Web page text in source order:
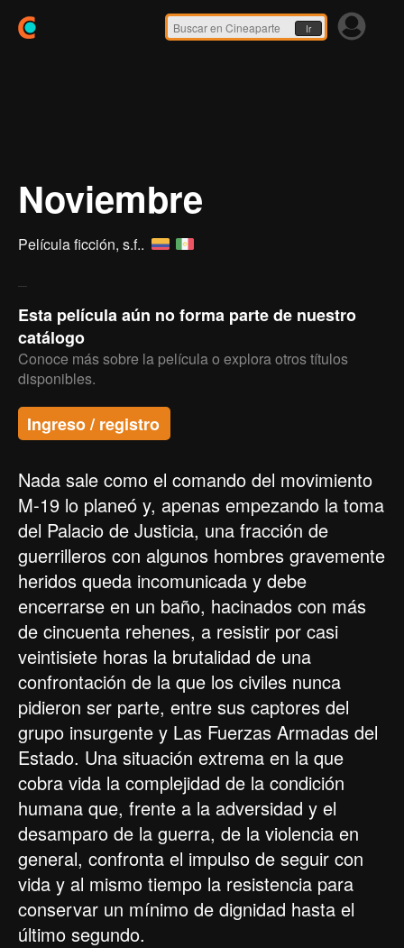
Ir
Noviembre
Película ficción, s.f..
Esta película aún no forma parte de nuestro
catálogo
Conoce más sobre la película o explora otros títulos
disponibles.
Ingreso / registro
Nada sale como el comando del movimiento
M-19 lo planeó y, apenas empezando la toma
del Palacio de Justicia, una fracción de
guerrilleros con algunos hombres gravemente
heridos queda incomunicada y debe
encerrarse en un baño, hacinados con más
de cincuenta rehenes, a resistir por casi
veintisiete horas la brutalidad de una
confrontación de la que los civiles nunca
pidieron ser parte, entre sus captores del
grupo insurgente y Las Fuerzas Armadas del
Estado. Una situación extrema en la que
cobra vida la complejidad de la condición
humana que, frente a la adversidad y el
desamparo de la guerra, de la violencia en
general, confronta el impulso de seguir con
vida y al mismo tiempo la resistencia para
conservar un mínimo de dignidad hasta el
último segundo.